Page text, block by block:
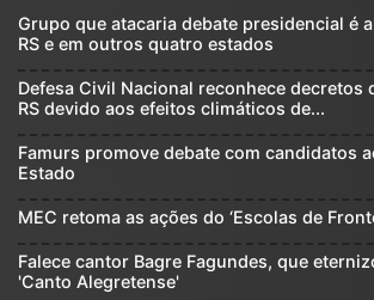
Grupo que atacaria debate presidencial é
RS e em outros quatro estados
Defesa Civil Nacional reconhece decretos
RS devido aos efeitos climáticos de...
Famurs promove debate com candidatos
Estado
MEC retoma as ações do ‘Escolas de
Falece cantor Bagre Fagundes, que
'Canto Alegretense'